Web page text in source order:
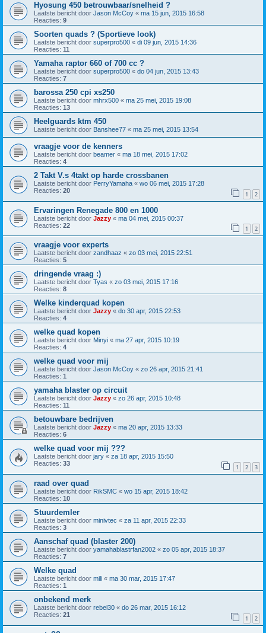
Hyosung 450 betrouwbaar/snelheid ?
Laatste bericht door Jason McCoy « ma 15 jun, 2015 16:58
Reacties: 9
Soorten quads ? (Sportieve look)
Laatste bericht door superpro500 « di 09 jun, 2015 14:36
Reacties: 11
Yamaha raptor 660 of 700 cc ?
Laatste bericht door superpro500 « do 04 jun, 2015 13:43
Reacties: 7
barossa 250 cpi xs250
Laatste bericht door mhrx500 « ma 25 mei, 2015 19:08
Reacties: 13
Heelguards ktm 450
Laatste bericht door Banshee77 « ma 25 mei, 2015 13:54
vraagje voor de kenners
Laatste bericht door beamer « ma 18 mei, 2015 17:02
Reacties: 4
2 Takt V.s 4takt op harde crossbanen
Laatste bericht door PerryYamaha « wo 06 mei, 2015 17:28
Reacties: 20 1 2
Ervaringen Renegade 800 en 1000
Laatste bericht door Jazzy « ma 04 mei, 2015 00:37
Reacties: 22 1 2
vraagje voor experts
Laatste bericht door zandhaaz « zo 03 mei, 2015 22:51
Reacties: 5
dringende vraag :)
Laatste bericht door Tyas « zo 03 mei, 2015 17:16
Reacties: 8
Welke kinderquad kopen
Laatste bericht door Jazzy « do 30 apr, 2015 22:53
Reacties: 4
welke quad kopen
Laatste bericht door Minyi « ma 27 apr, 2015 10:19
Reacties: 4
welke quad voor mij
Laatste bericht door Jason McCoy « zo 26 apr, 2015 21:41
Reacties: 1
yamaha blaster op circuit
Laatste bericht door Jazzy « zo 26 apr, 2015 10:48
Reacties: 11
betouwbare bedrijven
Laatste bericht door Jazzy « ma 20 apr, 2015 13:33
Reacties: 6
welke quad voor mij ???
Laatste bericht door jary « za 18 apr, 2015 15:50
Reacties: 33 1 2 3
raad over quad
Laatste bericht door RikSMC « wo 15 apr, 2015 18:42
Reacties: 10
Stuurdemler
Laatste bericht door minivtec « za 11 apr, 2015 22:33
Reacties: 3
Aanschaf quad (blaster 200)
Laatste bericht door yamahablastrfan2002 « zo 05 apr, 2015 18:37
Reacties: 7
Welke quad
Laatste bericht door mili « ma 30 mar, 2015 17:47
Reacties: 1
onbekend merk
Laatste bericht door rebel30 « do 26 mar, 2015 16:12
Reacties: 21 1 2